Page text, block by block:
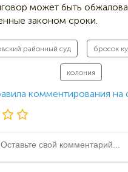
может быть
законом сроки.
районный суд бросок
колония
комментирования на